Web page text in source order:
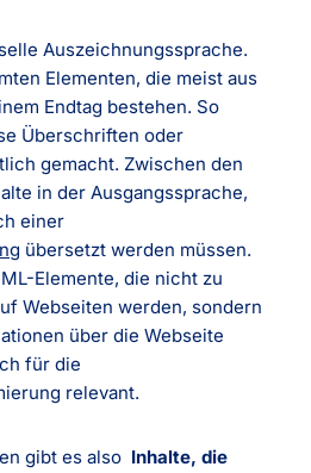
Auszeichnungssprache.
Elementen, die meist aus
Endtag bestehen. So
Überschriften oder
gemacht. Zwischen den
in der Ausgangssprache,
einer
übersetzt werden müssen.
Elemente, die nicht zu
Webseiten werden, sondern
über die Webseite
für die
relevant.
gibt es also Inhalte, die